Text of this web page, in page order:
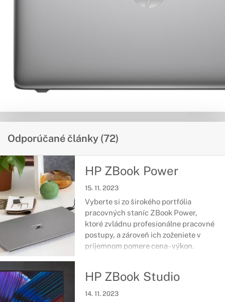
Odporúčané články (72)
HP ZBook Power
15. 11. 2023
Vyberte si zo širokého portfólia
pracovných staníc ZBook Power,
ktoré zvládnu profesionálne pracovné
postupy, a zároveň ich zoženiete v
príjemnom pomere cena - výkon.
certifikáciou odolnosti vás podržia aj
v ťažkých chvíľach každodenných
HP ZBook Studio
14. 11. 2023